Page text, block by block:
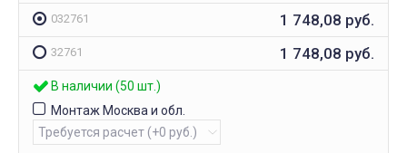
032761 1 748,08 руб.
32761 1 748,08 руб.
В наличии (50 шт.)
Монтаж Москва и обл.